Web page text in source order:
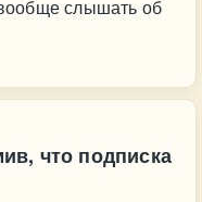
слышать об
что подписка